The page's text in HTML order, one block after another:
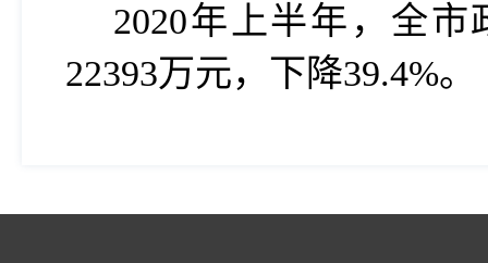
2020年上半年，全市
22393万元，下降39.4%。